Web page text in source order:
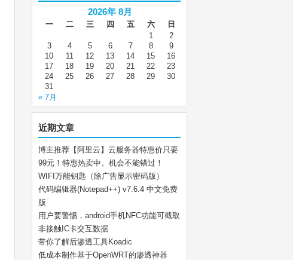
2026年 8月
一 二 三 四 五 六
日
1
2
3
4 5 6 7 8
9
10
11 12 13 14 15
16
17
18 19 20 21 22
23
24
25 26 27 28 29
30
31
« 7月
近期文章
博主推荐【阿里云】云服务器特惠价只要
99元！特惠热卖中。机会不能错过！
WIFI万能钥匙（除广告显示密码版）
代码编辑器(Notepad++) v7.6.4 中文免费
版
用户要警惕，android手机NFC功能可截取
非接触IC卡交互数据
带你了解后渗透工具Koadic
低成本制作基于OpenWRT的渗透神器